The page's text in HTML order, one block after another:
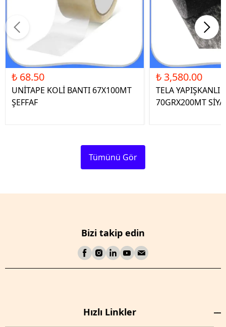
₺ 68.50
UNİTAPE KOLİ BANTI 67X100MT
ŞEFFAF
₺ 3,580.00
TELA YAPIŞKANLI
70GRX200MT
Tümünü Gör
Bizi takip edin
Hızlı Linkler